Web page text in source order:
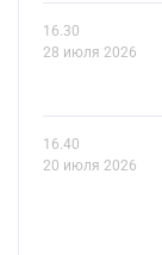
16.30
28 июля 2026
16.40
20 июля 2026